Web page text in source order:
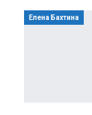
Елена Бахтина